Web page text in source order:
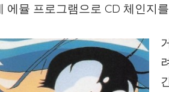
에뮬 프로그램으로 CD 체인지